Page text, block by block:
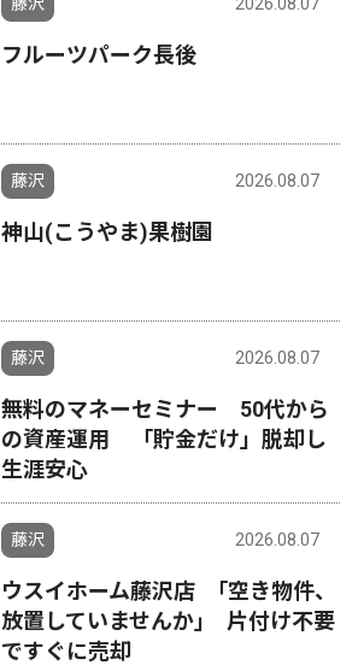
フルーツパーク長後
藤沢 2026.08.07
神山(こうやま)果樹園
藤沢 2026.08.07
無料のマネーセミナー 50代から
の資産運用 「貯金だけ」脱却し
生涯安心
藤沢 2026.08.07
ウスイホーム藤沢店 ｢空き物件、
放置していませんか｣ 片付け不要
ですぐに売却